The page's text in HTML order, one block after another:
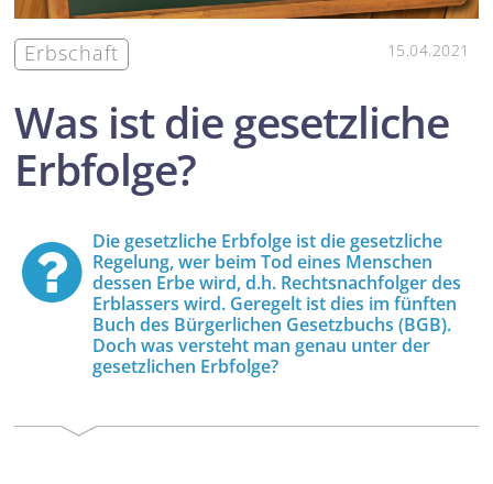
Erbschaft 15.04.2021
Was ist die gesetzliche
Erbfolge?
Die gesetzliche Erbfolge ist die gesetzliche
Regelung, wer beim Tod eines Menschen
dessen Erbe wird, d.h. Rechtsnachfolger des
Erblassers wird. Geregelt ist dies im fünften
Buch des Bürgerlichen Gesetzbuchs (BGB).
Doch was versteht man genau unter der
gesetzlichen Erbfolge?